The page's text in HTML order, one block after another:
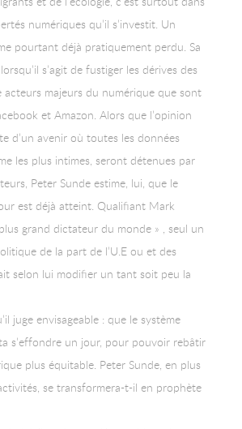
numériques qu’il s’investit. Un
pourtant déjà pratiquement perdu. Sa
s’agit de fustiger les dérives des
acteurs majeurs du numérique que sont
et Amazon. Alors que l’opinion
d’un avenir où toutes les données
les plus intimes, seront détenues par
Peter Sunde estime, lui, que le
est déjà atteint. Qualifiant Mark
grand dictateur du monde » , seul un
de la part de l’U.E ou et des
selon lui modifier un tant soit peu la
juge envisageable : que le système
s’effondre un jour, pour pouvoir rebâtir
plus équitable. Peter Sunde, en plus
se transformera-t-il en prophète